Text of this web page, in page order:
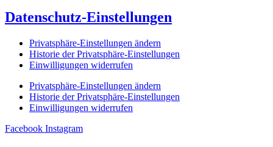
Datenschutz-Einstellungen
Privatsphäre-Einstellungen ändern
Historie der Privatsphäre-Einstellungen
Einwilligungen widerrufen
Privatsphäre-Einstellungen ändern
Historie der Privatsphäre-Einstellungen
Einwilligungen widerrufen
Facebook Instagram